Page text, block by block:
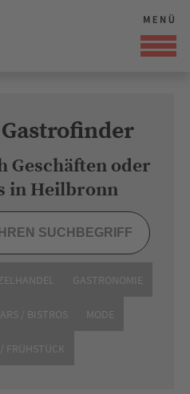
Geschäften oder
in Heilbronn
GASTRONOMIE
/ BISTROS MODE
FRÜHSTÜCK